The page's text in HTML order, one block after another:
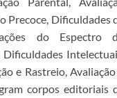
Precoce, Dificuldades
do Espectro
Dificuldades
e Rastreio,
corpos editoriais